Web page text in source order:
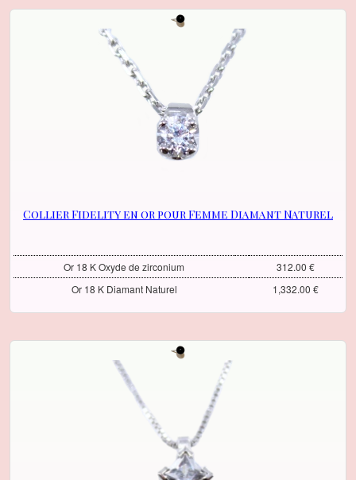
Collier Fidelity en or pour Femme Diamant Naturel
Or 18 K Oxyde de zirconium
312.00 €
Or 18 K Diamant Naturel
1,332.00 €